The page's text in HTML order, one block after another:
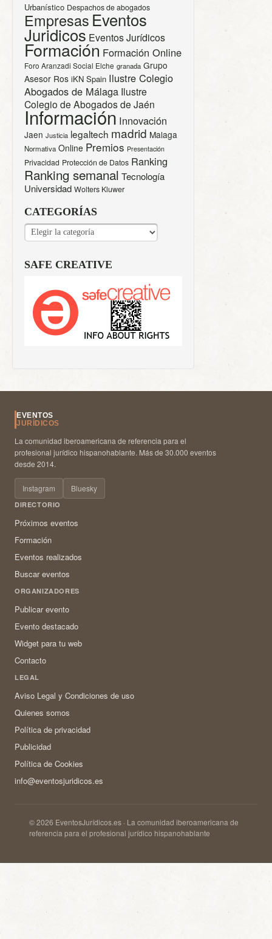
Urbanístico Despachos de abogados
Empresas Eventos
Juridicos Eventos Jurídicos
Formación Formación Online
Foro Aranzadi Social Elche granada Grupo
Asesor Ros iKN Spain Ilustre Colegio
Abogados de Málaga Ilustre
Colegio de Abogados de Jaén
Información Innovación
Jaen Justicia legaltech madrid Malaga
Normativa Online Premios Presentación
Privacidad Protección de Datos Ranking
Ranking semanal Tecnología
Universidad Wolters Kluwer
CATEGORÍAS
CATEGORÍAS
SAFE CREATIVE
EVENTOS
JURÍDICOS
La comunidad iberoamericana de referencia para el
profesional jurídico hispanohablante. Más de 30.000 eventos
desde 2014.
Instagram Bluesky
DIRECTORIO
Próximos eventos
Formación
Eventos realizados
Buscar eventos
ORGANIZADORES
Publicar evento
Evento destacado
Widget para tu web
Contacto
LEGAL
Aviso Legal y Condiciones de uso
Quienes somos
Política de privacidad
Publicidad
Política de Cookies
info@eventosjuridicos.es
© 2026 EventosJurídicos.es · La comunidad iberoamericana de
referencia para el profesional jurídico hispanohablante